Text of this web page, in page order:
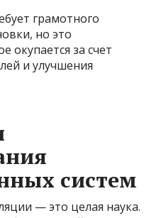
грамотного
но это
окупается за счет
и улучшения
систем
— это целая наука.